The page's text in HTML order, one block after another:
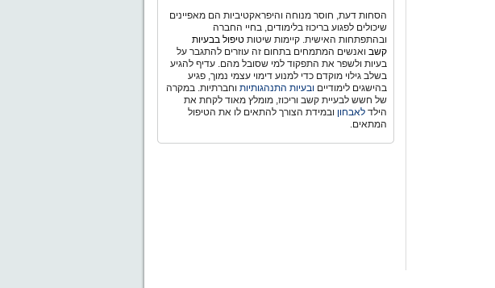
הסחות דעת, חוסר מנוחה והיפראקטיביות הם מאפיינים
שיכולים לפגוע בריכוז בלימודים, בחיי החברה
ובהתפתחות האישית. קיימות שיטותטיפול בבעיות
קשב ואנשים המתמחים בתחום זה עוזרים להתגבר על
בעיות ולשפר את התפקוד למי שסובל מהם. עדיף להגיע
בשלב גילוי מוקדם כדי למנוע דימוי עצמי נמוך, פגיע
בהישגים לימודייםובעיות התנהגותיות וחברתיות. במקרה
של חשש לבעיית קשב וריכוז, מומלץ מאוד לקחת את
הילדלאבחון ובמידת הצורך להתאים לו את הטיפול
המתאים.